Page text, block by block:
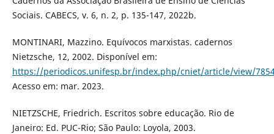
Sociais. CABECS, v. 6, n. 2, p. 135-147, 2022b.
MONTINARI, Mazzino. Equívocos marxistas. cadernos
Nietzsche, 12, 2002. Disponível em:
https://periodicos.unifesp.br/index.php/cniet/article/view/
Acesso em: mar. 2023.
NIETZSCHE, Friedrich. Escritos sobre educação. Rio de
Janeiro: Ed. PUC-Rio; São Paulo: Loyola, 2003.